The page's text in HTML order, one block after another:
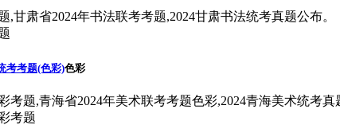
,甘肃省2024年书法联考考题,2024甘肃书法统考真题公布。
考考题(色彩)色彩
考题,青海省2024年美术联考考题色彩,2024青海美术统考真